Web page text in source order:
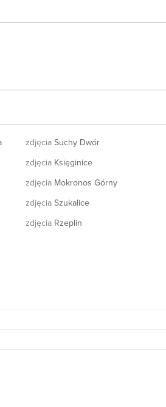
zdjęciaSuchy Dwór
zdjęciaKsięginice
zdjęciaMokronos Górny
zdjęciaSzukalice
zdjęciaRzeplin